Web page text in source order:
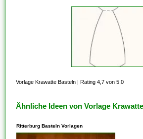
Vorlage Krawatte Basteln |Rating 4,7 von 5,0
Ähnliche Ideen von Vorlage
Ritterburg Basteln Vorlagen